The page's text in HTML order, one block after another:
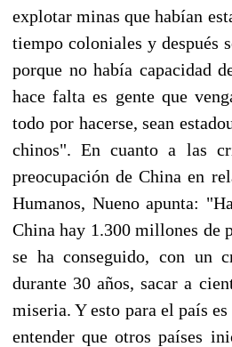
explotar minas que habían
tiempo coloniales y después
porque no había capacidad
hace falta es gente que
todo por hacerse, sean
chinos". En cuanto a las
preocupación de China en
Humanos, Nueno apunta:
China hay 1.300 millones de
se ha conseguido, con un
durante 30 años, sacar a
miseria. Y esto para el país
entender que otros países